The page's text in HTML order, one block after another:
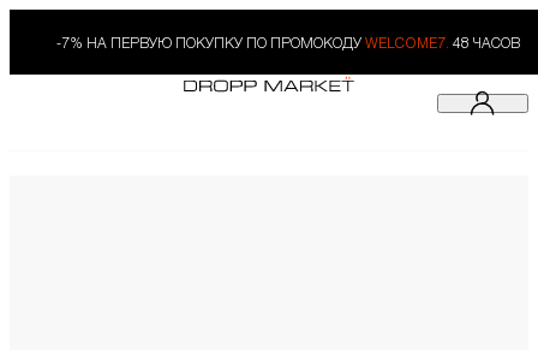
-7% НА ПЕРВУЮ ПОКУПКУ ПО ПРОМОКОДУ WELCOME7. 48 ЧАСОВ